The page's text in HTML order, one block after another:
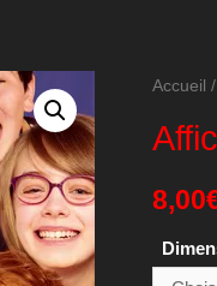
Accueil /
8,00